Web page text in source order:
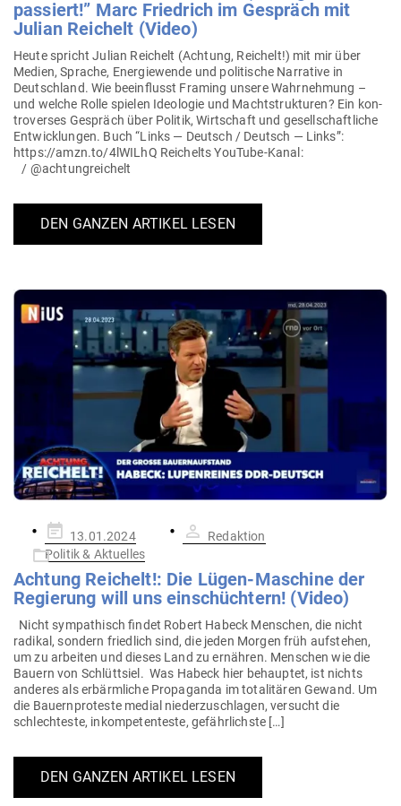
pas­siert!” Marc Friedrich im Gespräch mit
Julian Rei­chelt (Video)
Heute spricht Julian Rei­chelt (Achtung, Rei­chelt!) mit mir über
Medien, Sprache, Ener­gie­wende und poli­tische Nar­rative in
Deutschland. Wie beein­flusst Framing unsere Wahr­nehmung –
und welche Rolle spielen Ideo­logie und Macht­struk­turen? Ein kon­
tro­verses Gespräch über Politik, Wirt­schaft und gesell­schaft­liche
Ent­wick­lungen. Buch “Links — Deutsch / Deutsch — Links”:
https://amzn.to/4lWILhQ Rei­chelts YouTube-Kanal:
/ @achtungreichelt
DEN GANZEN ARTIKEL LESEN
Gepostet
am
13.01.2024
Redaktion
Politik & Aktuelles
Achtung Rei­chelt!: Die Lügen-Maschine der
Regierung will uns ein­schüchtern! (Video)
Nicht sym­pa­thisch findet Robert Habeck Men­schen, die nicht
radikal, sondern friedlich sind, die jeden Morgen früh auf­stehen,
um zu arbeiten und dieses Land zu ernähren. Men­schen wie die
Bauern von Schlüttsiel. Was Habeck hier behauptet, ist nichts
anderes als erbärm­liche Pro­pa­ganda im tota­li­tären Gewand. Um
die Bau­ern­pro­teste medial nie­der­zu­schlagen, ver­sucht die
schlech­teste, inkom­pe­ten­teste, gefährlichste […]
DEN GANZEN ARTIKEL LESEN